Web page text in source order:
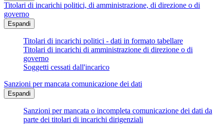
Titolari di incarichi politici, di amministrazione, di direzione o di
governo
Espandi
Titolari di incarichi politici - dati in formato tabellare
Titolari di incarichi di amministrazione di direzione o di
governo
Soggetti cessati dall'incarico
Sanzioni per mancata comunicazione dei dati
Espandi
Sanzioni per mancata o incompleta comunicazione dei dati da
parte dei titolari di incarichi dirigenziali